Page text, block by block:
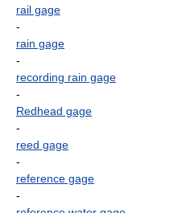
rail gage
-
rain gage
-
recording rain gage
-
Redhead gage
-
reed gage
-
reference gage
-